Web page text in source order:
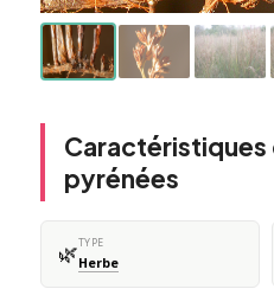
Caractéristiques
pyrénées
🌿TYPE
Herbe